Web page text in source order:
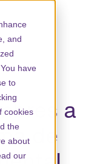
and
have
to
cookies
the
about
our
a
de